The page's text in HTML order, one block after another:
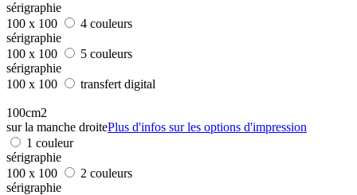
sérigraphie
100 x 100
4 couleurs
sérigraphie
100 x 100
5 couleurs
sérigraphie
100 x 100
transfert digital
100cm2
sur la manche droitePlus d'infos sur les options d'impression
1 couleur
sérigraphie
100 x 100
2 couleurs
sérigraphie